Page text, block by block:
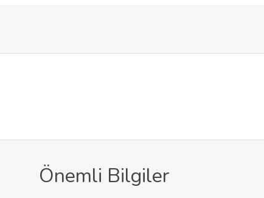
Önemli Bilgiler